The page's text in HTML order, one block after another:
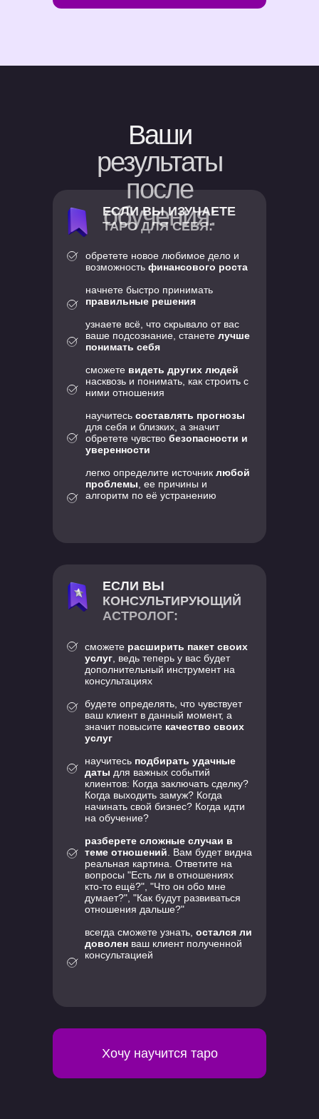
Ваши
результаты
после
обучения:
обретете новое любимое дело и
возможность финансового роста
начнете быстро принимать
правильные решения
узнаете всё, что скрывало от вас
ваше подсознание, станете лучше
понимать себя
сможете видеть других людей
насквозь и понимать, как строить с
ними отношения
научитесь составлять прогнозы
для себя и близких, а значит
обретете чувство безопасности и
уверенности
легко определите источник любой
проблемы , ее причины и
алгоритм по её устранению
ЕСЛИ ВЫ ИЗУЧАЕТЕ
ТАРО ДЛЯ СЕБЯ:
сможете расширить пакет своих
услуг , ведь теперь у вас будет
дополнительный инструмент на
консультациях
будете определять, что чувствует
ваш клиент в данный момент, а
значит повысите качество своих
услуг
научитесь подбирать удачные
даты для важных событий
клиентов: Когда заключать сделку?
Когда выходить замуж? Когда
начинать свой бизнес? Когда идти
на обучение?
разберете сложные случаи в
теме отношений . Вам будет видна
реальная картина. Ответите на
вопросы "Есть ли в отношениях
кто-то ещё?", "Что он обо мне
думает?", "Как будут развиваться
отношения дальше?"
всегда сможете узнать, остался ли
доволен ваш клиент полученной
консультацией
ЕСЛИ ВЫ
КОНСУЛЬТИРУЮЩИЙ
АСТРОЛОГ:
Хочу научится таро